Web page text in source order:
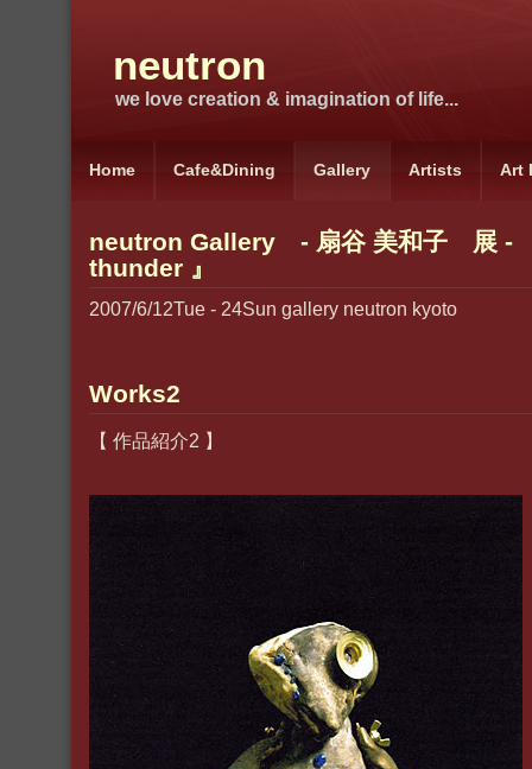
neutron
we love creation & imagination of life...
Home Cafe&Dining Gallery Artists Art
neutron Gallery - 扇谷 美和子 展 -
thunder 』
2007/6/12Tue - 24Sun gallery neutron kyoto
Works2
【 作品紹介2 】